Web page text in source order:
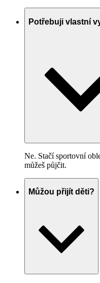
Potřebuji vlastní
Ne. Stačí sportovní
můžeš půjčit.
Můžou přijít děti?